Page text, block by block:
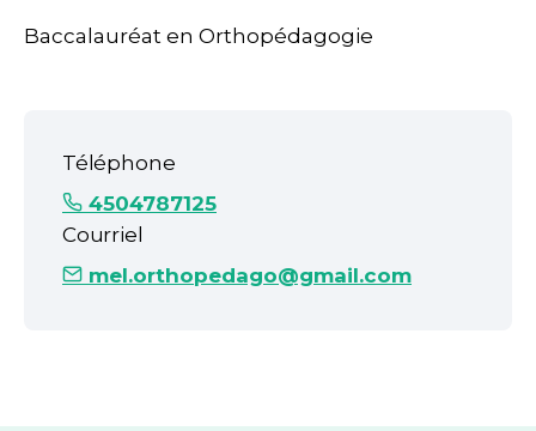
Baccalauréat en Orthopédagogie
Téléphone
4504787125
Courriel
mel.orthopedago@gmail.com